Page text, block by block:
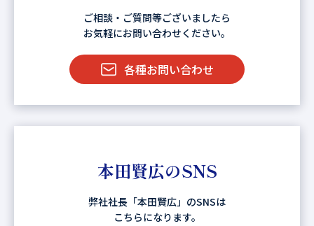
ご相談・ご質問等ございましたら
お気軽にお問い合わせください。
各種お問い合わせ
本田賢広のSNS
弊社社長「本田賢広」のSNSは
こちらになります。